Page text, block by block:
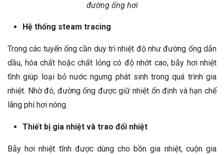
đường ống hơi
Hệ thống steam tracing
Trong các tuyến ống cần duy trì nhiệt độ như đường ống dẫn
dầu, hóa chất hoặc chất lỏng có độ nhớt cao, bẫy hơi nhiệt
tĩnh giúp loại bỏ nước ngưng phát sinh trong quá trình gia
nhiệt. Nhờ đó, đường ống được giữ nhiệt ổn định và hạn chế
lãng phí hơi nóng.
Thiết bị gia nhiệt và trao đổi nhiệt
Bẫy hơi nhiệt tĩnh được dùng cho bồn gia nhiệt, cuộn gia